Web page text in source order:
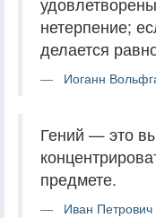
нетерпение;
делается
Иоганн
Гений — это
предмете.
Иван